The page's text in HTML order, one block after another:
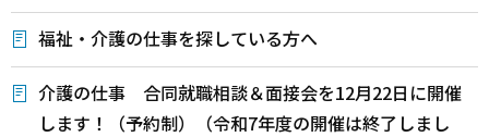
福祉・介護の仕事を探している方へ
介護の仕事 合同就職相談＆面接会を12月22日に開催
します！（予約制）（令和7年度の開催は終了しまし